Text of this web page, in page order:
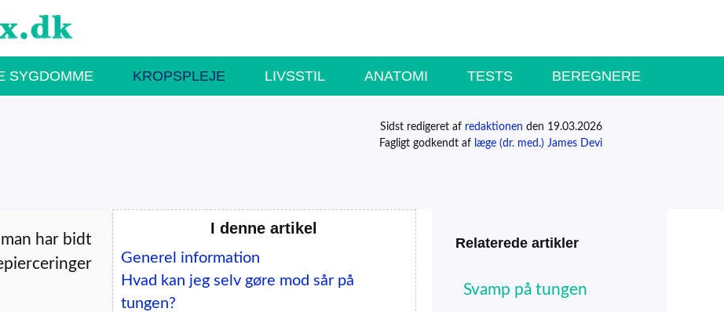
SYGDOMME KROPSPLEJE LIVSSTIL ANATOMI TESTS BEREGNERE
Sidst redigeret af redaktionen den 19.03.2026
Fagligt godkendt af læge (dr. med.) James Devi
har bidt
I denne artikel
Generel information
Hvad kan jeg selv gøre mod sår på
tungen?
Relaterede artikler
Svamp på tungen